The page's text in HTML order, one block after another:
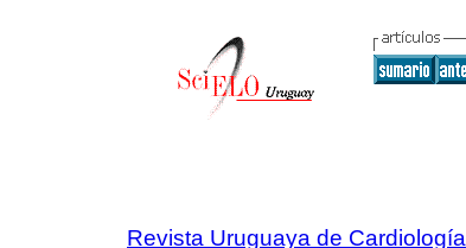
Revista Uruguaya de Cardiología